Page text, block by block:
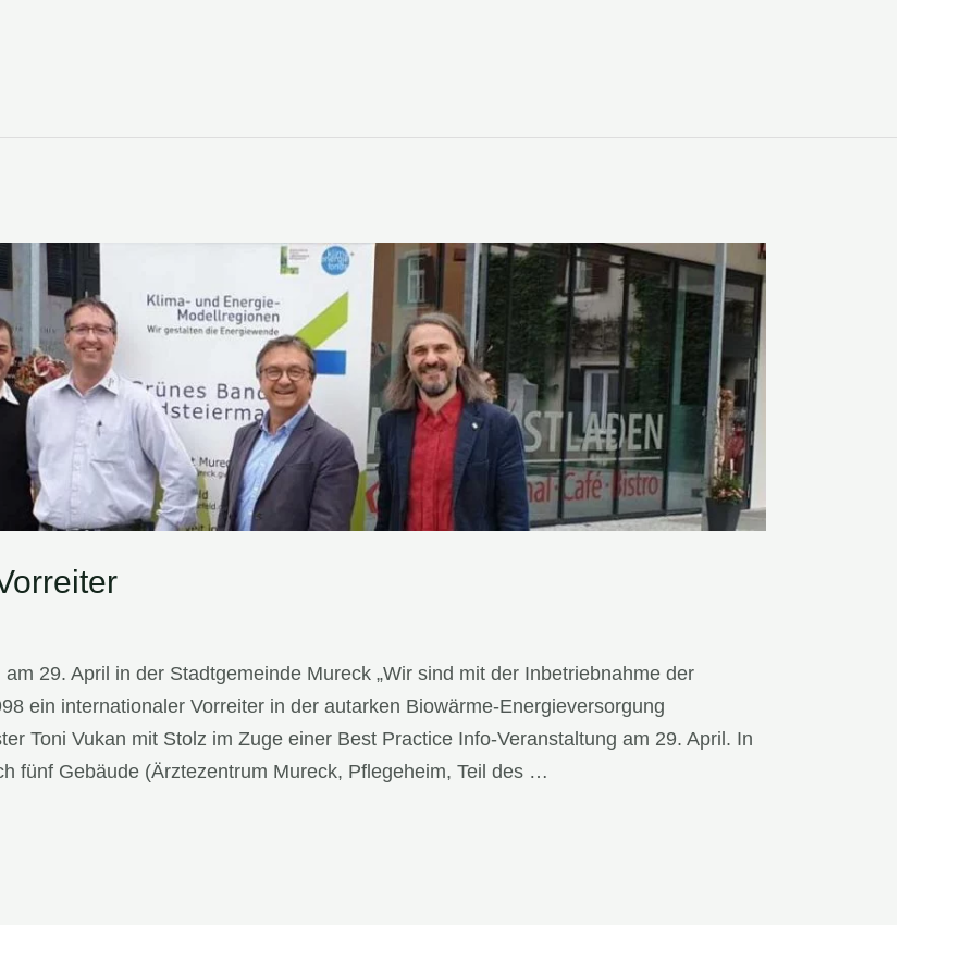
29. April in der Stadtgemeinde Mureck „Wir sind mit der Inbetriebnahme der
ein internationaler Vorreiter in der autarken Biowärme-Energieversorgung
Toni Vukan mit Stolz im Zuge einer Best Practice Info-Veranstaltung am 29. April. In
fünf Gebäude (Ärztezentrum Mureck, Pflegeheim, Teil des …